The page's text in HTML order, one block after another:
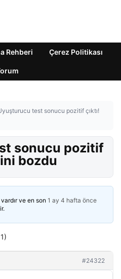
Rehberi Çerez Politikası
test sonucu pozitif çıktı!
sonucu pozitif
bozdu
ve en son 1 ay 4 hafta önce
#24322